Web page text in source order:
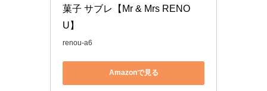
菓子 サブレ【Mr & Mrs RENO
U】
renou-a6
Amazonで見る